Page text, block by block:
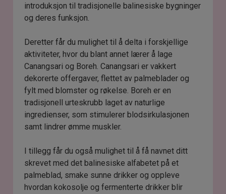
introduksjon til tradisjonelle balinesiske bygninger
og deres funksjon.
Deretter får du mulighet til å delta i forskjellige
aktiviteter, hvor du blant annet lærer å lage
Canangsari og Boreh. Canangsari er vakkert
dekorerte offergaver, flettet av palmeblader og
fylt med blomster og røkelse. Boreh er en
tradisjonell urteskrubb laget av naturlige
ingredienser, som stimulerer blodsirkulasjonen
samt lindrer ømme muskler.
I tillegg får du også mulighet til å få navnet ditt
skrevet med det balinesiske alfabetet på et
palmeblad, smake sunne drikker og oppleve
hvordan kokosolje og fermenterte drikker blir